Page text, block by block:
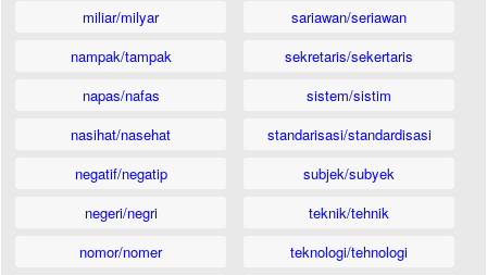
miliar/milyar
nampak/tampak
napas/nafas
nasihat/nasehat
negatif/negatip
negeri/negri
nomor/nomer
sariawan/seriawan
sekretaris/sekertaris
sistem/sistim
standarisasi/standardisasi
subjek/subyek
teknik/tehnik
teknologi/tehnologi